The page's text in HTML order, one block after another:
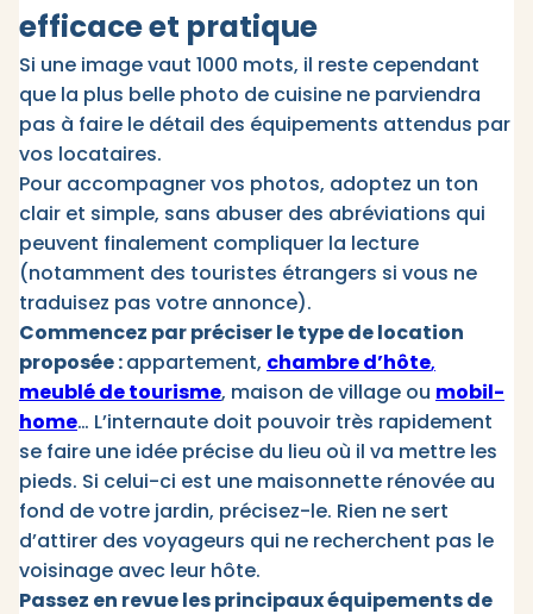
efficace et pratique
Si une image vaut 1000 mots, il reste cependant
que la plus belle photo de cuisine ne parviendra
pas à faire le détail des équipements attendus par
vos locataires.
Pour accompagner vos photos, adoptez un ton
clair et simple, sans abuser des abréviations qui
peuvent finalement compliquer la lecture
(notamment des touristes étrangers si vous ne
traduisez pas votre annonce).
Commencez par préciser le type de location
proposée :appartement, chambre d’hôte,
meublé de tourisme, maison de village ou mobil-
home… L’internaute doit pouvoir très rapidement
se faire une idée précise du lieu où il va mettre les
pieds. Si celui-ci est une maisonnette rénovée au
fond de votre jardin, précisez-le. Rien ne sert
d’attirer des voyageurs qui ne recherchent pas le
voisinage avec leur hôte.
Passez en revue les principaux équipements de